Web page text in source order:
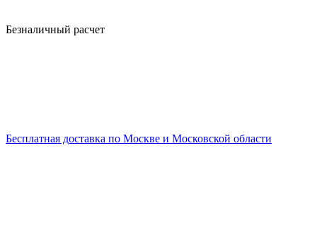
Безналичный расчет
Бесплатная доставка по Москве и Московской области